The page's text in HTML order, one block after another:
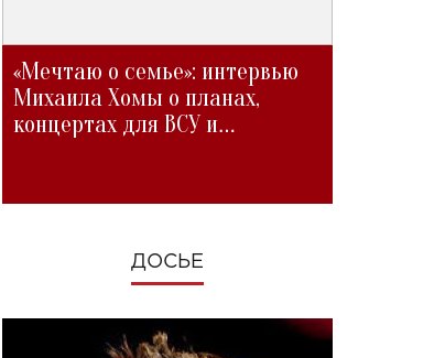
«Мечтаю о семье»: интервью
Михаила Хомы о планах,
концертах для ВСУ и
ДОСЬЕ